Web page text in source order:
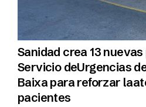
Sanidad crea 13
Servicio deUrgencias
Baixa para reforzar
pacientes